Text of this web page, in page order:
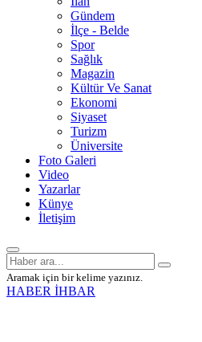
Gündem
İlçe - Belde
Spor
Sağlık
Magazin
Kültür Ve Sanat
Ekonomi
Siyaset
Turizm
Üniversite
Foto Galeri
Video
Yazarlar
Künye
İletişim
Aramak için bir kelime yazınız.
HABER İHBAR